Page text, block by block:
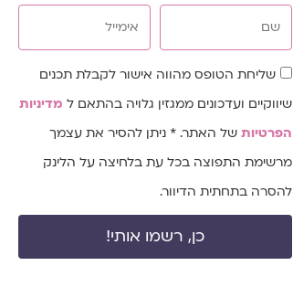
שדהשליחת הטופס מהווה אישור לקבלת תכנים
שיווקיים ועדכונים ממגזין גלויה בהתאם ל מדיניות
הפרטיות של האתר. * ניתן להסיר את עצמך
מרשימת התפוצה בכל עת בלחיצה על הלינק
להסרה בתחתית הדיוור.
כן, רשמו אותי!